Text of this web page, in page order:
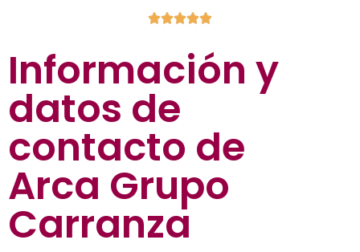

Información y
datos de
contacto de
Arca Grupo
Carranza